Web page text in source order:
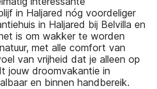
in Haljared nóg voordeliger
in Haljared bij Belvilla en
is om wakker te worden
met alle comfort van
van vrijheid dat je alleen op
jouw droomvakantie in
en binnen handbereik.